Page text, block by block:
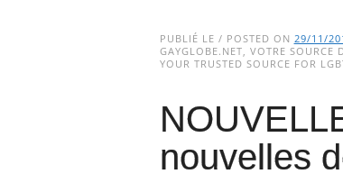
PUBLIÉ LE / POSTED ON 29/11/
GAYGLOBE.NET, VOTRE SOURCE
YOUR TRUSTED SOURCE FOR
nouvelles